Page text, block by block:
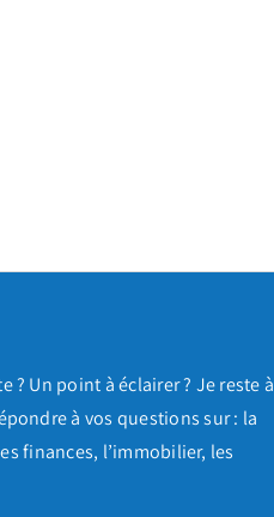
? Un point à éclairer ? Je reste à
à vos questions sur : la
finances, l’immobilier, les